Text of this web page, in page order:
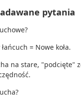
pytania
= Nowe koła.
na stare, "podcięte"